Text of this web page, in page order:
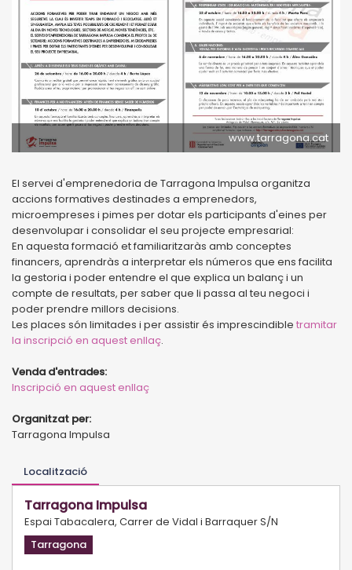
www.tarragona.cat
El servei d'emprenedoria de Tarragona Impulsa organitza
accions formatives destinades a emprenedors,
microempreses i pimes per dotar els participants d'eines per
desenvolupar i consolidar el seu projecte empresarial:
En aquesta formació et familiaritzaràs amb conceptes
financers, aprendràs a interpretar els números que ens facilita
la gestoria i poder entendre el que explica un balanç i un
compte de resultats, per saber que li passa al teu negoci i
poder prendre millors decisions.
Les places són limitades i per assistir és imprescindible tramitar
la inscripció en aquest enllaç.
Venda d'entrades:
Inscripció en aquest enllaç
Organitzat per:
Tarragona Impulsa
Localització
Tarragona Impulsa
Espai Tabacalera, Carrer de Vidal i Barraquer S/N
Tarragona